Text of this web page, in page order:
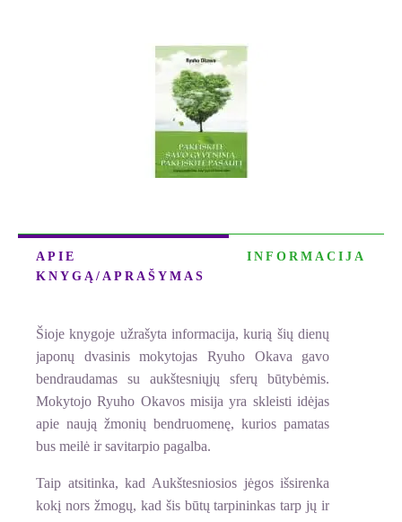
APIE
KNYGĄ/APRAŠYMAS
INFORMACIJA
Šioje knygoje užrašyta informacija, kurią šių dienų
japonų dvasinis mokytojas Ryuho Okava gavo
bendraudamas su aukštesniųjų sferų būtybėmis.
Mokytojo Ryuho Okavos misija yra skleisti idėjas
apie naują žmonių bendruomenę, kurios pamatas
bus meilė ir savitarpio pagalba.
Taip atsitinka, kad Aukštesniosios jėgos išsirenka
kokį nors žmogų, kad šis būtų tarpininkas tarp jų ir